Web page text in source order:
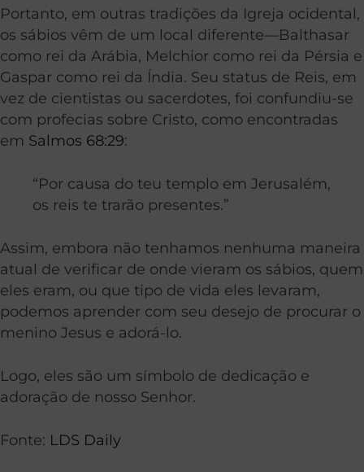
Portanto, em outras tradições da Igreja ocidental,
os sábios vêm de um local diferente—Balthasar
como rei da Arábia, Melchior como rei da Pérsia e
Gaspar como rei da Índia. Seu status de Reis, em
vez de cientistas ou sacerdotes, foi confundiu-se
com profecias sobre Cristo, como encontradas
em Salmos 68:29:
“Por causa do teu templo em Jerusalém,
os reis te trarão presentes.”
Assim, embora não tenhamos nenhuma maneira
atual de verificar de onde vieram os sábios, quem
eles eram, ou que tipo de vida eles levaram,
podemos aprender com seu desejo de procurar o
menino Jesus e adorá-lo.
Logo, eles são um símbolo de dedicação e
adoração de nosso Senhor.
Fonte: LDS Daily